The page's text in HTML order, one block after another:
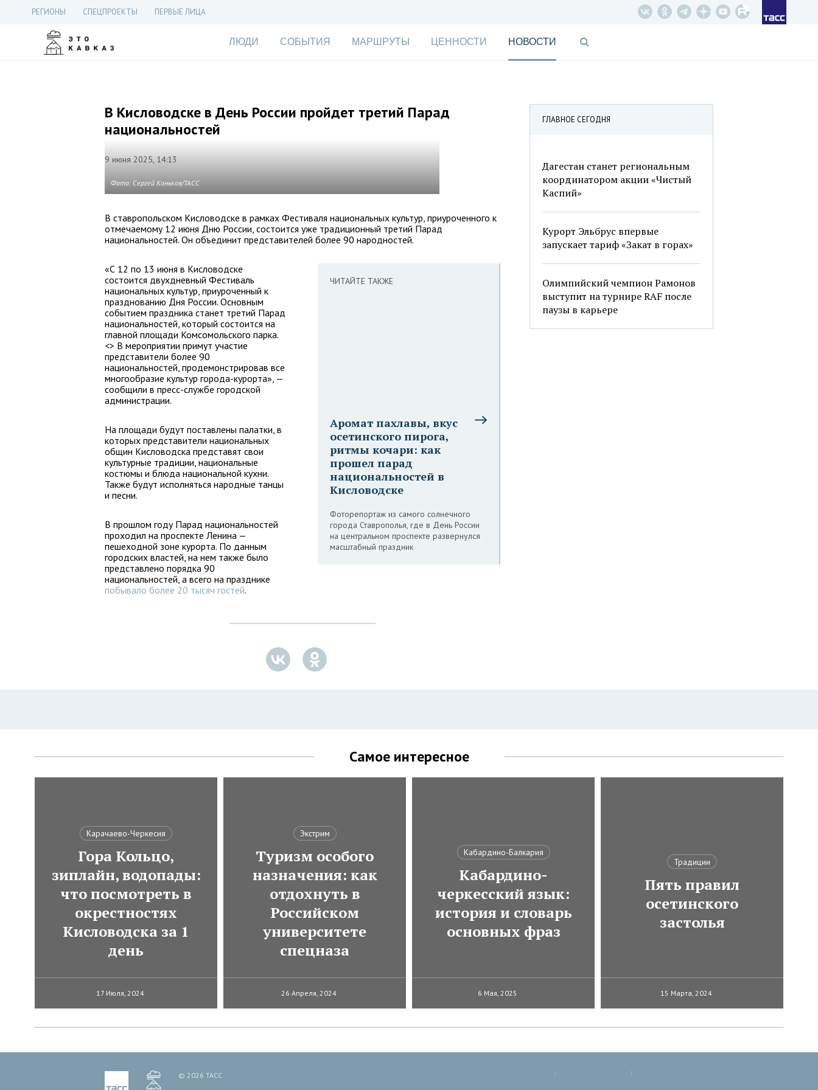
РЕГИОНЫ СПЕЦПРОЕКТЫ ПЕРВЫЕ ЛИЦА
ЛЮДИ СОБЫТИЯ МАРШРУТЫ ЦЕННОСТИ НОВОСТИ
ГЛАВНОЕ СЕГОДНЯ
Дагестан станет региональным
координатором акции «Чистый
Каспий»
Курорт Эльбрус впервые
запускает тариф «Закат в горах»
Олимпийский чемпион Рамонов
выступит на турнире RAF после
паузы в карьере
В Кисловодске в День России пройдет третий Парад
национальностей
9 июня 2025, 14:13
Фото: Сергей Коньков/ТАСС
В ставропольском Кисловодске в рамках Фестиваля национальных культур, приуроченного к
отмечаемому 12 июня Дню России, состоится уже традиционный третий Парад
национальностей. Он объединит представителей более 90 народностей.
ЧИТАЙТЕ ТАКЖЕ
Аромат пахлавы, вкус
осетинского пирога,
ритмы кочари: как
прошел парад
национальностей в
Кисловодске
Фоторепортаж из самого солнечного
города Ставрополья, где в День России
на центральном проспекте развернулся
масштабный праздник
«С 12 по 13 июня в Кисловодске
состоится двухдневный Фестиваль
национальных культур, приуроченный к
празднованию Дня России. Основным
событием праздника станет третий Парад
национальностей, который состоится на
главной площади Комсомольского парка.
<> В мероприятии примут участие
представители более 90
национальностей, продемонстрировав все
многообразие культур города-курорта», —
сообщили в пресс-службе городской
администрации.
На площади будут поставлены палатки, в
которых представители национальных
общин Кисловодска представят свои
культурные традиции, национальные
костюмы и блюда национальной кухни.
Также будут исполняться народные танцы
и песни.
В прошлом году Парад национальностей
проходил на проспекте Ленина —
пешеходной зоне курорта. По данным
городских властей, на нем также было
представлено порядка 90
национальностей, а всего на празднике
побывало более 20 тысяч гостей.
Самое интересное
Карачаево-Черкесия
Гора Кольцо,
зиплайн, водопады:
что посмотреть в
окрестностях
Кисловодска за 1
день
17 Июля, 2024
Экстрим
Туризм особого
назначения: как
отдохнуть в
Российском
университете
спецназа
26 Апреля, 2024
Кабардино-Балкария
Кабардино-
черкесский язык:
история и словарь
основных фраз
6 Мая, 2025
Традиции
Пять правил
осетинского
застолья
15 Марта, 2024
© 2026 ТАСС